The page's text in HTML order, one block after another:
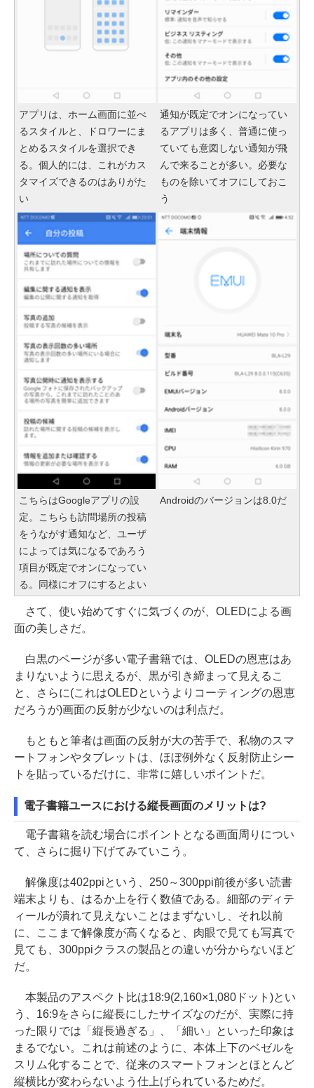
アプリは、ホーム画面に並べ
るスタイルと、ドロワーにま
とめるスタイルを選択でき
る。個人的には、これがカス
タマイズできるのはありがた
い
通知が既定でオンになってい
るアプリは多く、普通に使っ
ていても意図しない通知が飛
んで来ることが多い。必要な
ものを除いてオフにしておこ
う
こちらはGoogleアプリの設
定。こちらも訪問場所の投稿
をうながす通知など、ユーザ
によっては気になるであろう
項目が既定でオンになってい
る。同様にオフにするとよい
Androidのバージョンは8.0だ
さて、使い始めてすぐに気づくのが、OLEDによる画
面の美しさだ。
白黒のページが多い電子書籍では、OLEDの恩恵はあ
まりないように思えるが、黒が引き締まって見えるこ
と、さらに(これはOLEDというよりコーティングの恩恵
だろうが)画面の反射が少ないのは利点だ。
もともと筆者は画面の反射が大の苦手で、私物のスマ
ートフォンやタブレットは、ほぼ例外なく反射防止シー
トを貼っているだけに、非常に嬉しいポイントだ。
電子書籍ユースにおける縦長画面のメリットは?
電子書籍を読む場合にポイントとなる画面周りについ
て、さらに掘り下げてみていこう。
解像度は402ppiという、250～300ppi前後が多い読書
端末よりも、はるか上を行く数値である。細部のディテ
ィールが潰れて見えないことはまずないし、それ以前
に、ここまで解像度が高くなると、肉眼で見ても写真で
見ても、300ppiクラスの製品との違いが分からないほど
だ。
本製品のアスペクト比は18:9(2,160×1,080ドット)とい
う、16:9をさらに縦長にしたサイズなのだが、実際に持
った限りでは「縦長過ぎる」、「細い」といった印象は
まるでない。これは前述のように、本体上下のベゼルを
スリム化することで、従来のスマートフォンとほとんど
縦横比が変わらないよう仕上げられているためだ。